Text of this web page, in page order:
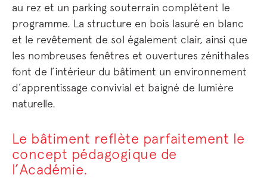
au rez et un parking souterrain complètent le
programme. La structure en bois lasuré en blanc
et le revêtement de sol également clair, ainsi que
les nombreuses fenêtres et ouvertures zénithales
font de l’intérieur du bâtiment un environnement
d’apprentissage convivial et baigné de lumière
naturelle.
Le bâtiment reflète parfaitement le
concept pédagogique de
l’Académie.